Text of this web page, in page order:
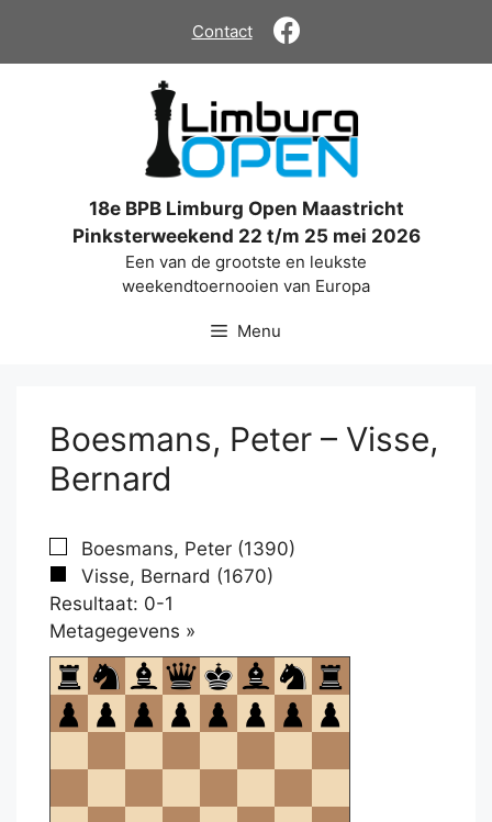
de
Contact
18e BPB Limburg Open Maastricht
Pinksterweekend 22 t/m 25 mei 2026
Een van de grootste en leukste
weekendtoernooien van Europa
Menu
Boesmans, Peter – Visse,
Bernard
Boesmans, Peter (1390)
Visse, Bernard (1670)
Resultaat: 0-1
Metagegevens »
om
te
openen.